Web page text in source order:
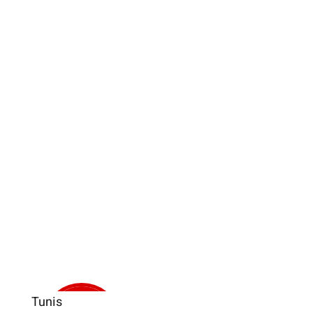
Tunis